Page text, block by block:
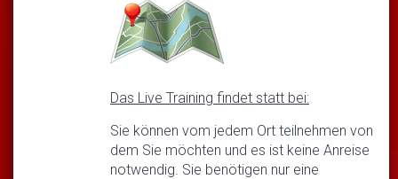
Das Live Training findet statt bei:
Sie können vom jedem Ort teilnehmen von
dem Sie möchten und es ist keine Anreise
notwendig. Sie benötigen nur eine